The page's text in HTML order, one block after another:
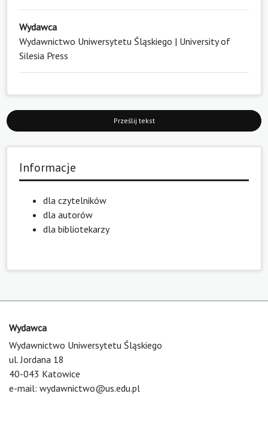
Wydawca
Wydawnictwo Uniwersytetu Śląskiego | University of
Silesia Press
Prześlij tekst
Informacje
dla czytelników
dla autorów
dla bibliotekarzy
Wydawca
Wydawnictwo Uniwersytetu Śląskiego
ul. Jordana 18
40-043 Katowice
e-mail: wydawnictwo@us.edu.pl